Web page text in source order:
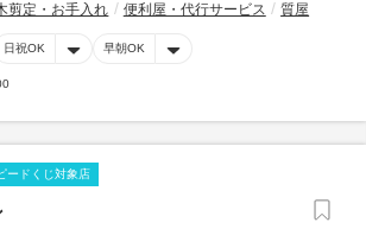
剪定・お手入れ 便利屋・代行サービス 質屋
日祝OK 早朝OK
ードくじ対象店